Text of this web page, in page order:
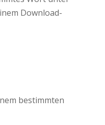
Download-
bestimmten